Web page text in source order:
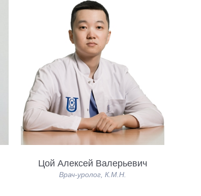
Цой Алексей Валерьевич
Врач-уролог, К.М.Н.